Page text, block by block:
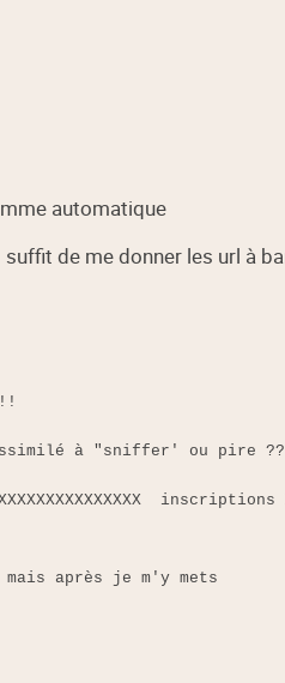
automatique
de me donner les url à
à "sniffer' ou pire
inscriptions
après je m'y mets